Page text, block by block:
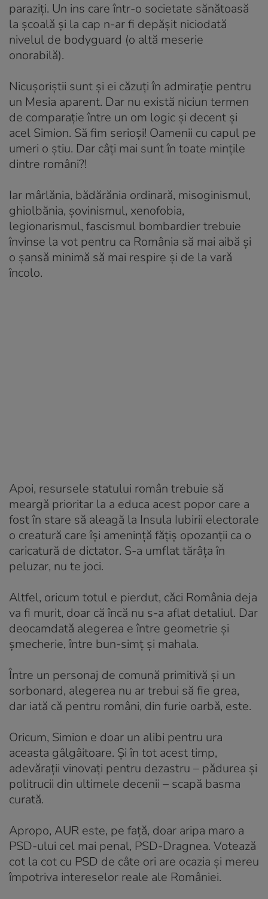
paraziți. Un ins care într-o societate sănătoasă
la școală și la cap n-ar fi depășit niciodată
nivelul de bodyguard (o altă meserie
onorabilă).
Nicușoriștii sunt și ei căzuți în admirație pentru
un Mesia aparent. Dar nu există niciun termen
de comparație între un om logic și decent și
acel Simion. Să fim serioși! Oamenii cu capul pe
umeri o știu. Dar câți mai sunt în toate mințile
dintre români?!
Iar mârlănia, bădărănia ordinară, misoginismul,
ghiolbănia, șovinismul, xenofobia,
legionarismul, fascismul bombardier trebuie
învinse la vot pentru ca România să mai aibă și
o șansă minimă să mai respire și de la vară
încolo.
Apoi, resursele statului român trebuie să
meargă prioritar la a educa acest popor care a
fost în stare să aleagă la Insula Iubirii electorale
o creatură care își amenință fățiș opozanții ca o
caricatură de dictator. S-a umflat tărâța în
peluzar, nu te joci.
Altfel, oricum totul e pierdut, căci România deja
va fi murit, doar că încă nu s-a aflat detaliul. Dar
deocamdată alegerea e între geometrie și
șmecherie, între bun-simț și mahala.
Între un personaj de comună primitivă și un
sorbonard, alegerea nu ar trebui să fie grea,
dar iată că pentru români, din furie oarbă, este.
Oricum, Simion e doar un alibi pentru ura
aceasta gâlgâitoare. Și în tot acest timp,
adevărații vinovați pentru dezastru – pădurea și
politrucii din ultimele decenii – scapă basma
curată.
Apropo, AUR este, pe față, doar aripa maro a
PSD-ului cel mai penal, PSD-Dragnea. Votează
cot la cot cu PSD de câte ori are ocazia și mereu
împotriva intereselor reale ale României.